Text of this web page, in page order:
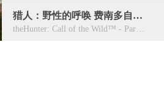
猎人：野性的呼唤 费南多自然公园DLC
theHunter: Call of the Wild™ - Parque Fernando